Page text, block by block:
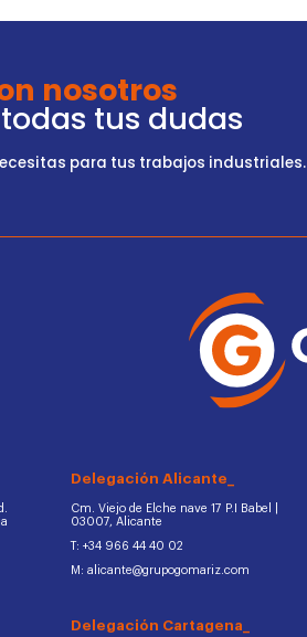
nosotros
tus dudas
para tus trabajos industriales.
Delegación Alicante_
Cm. Viejo de Elche nave 17 P.I Babel |
03007, Alicante
T: +34 966 44 40 02
M: alicante@grupogomariz.com
Delegación Cartagena_